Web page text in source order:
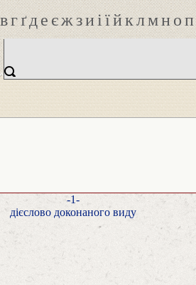
вгґдеєжзиіїйклмноп
-1-
дієслово доконаного виду